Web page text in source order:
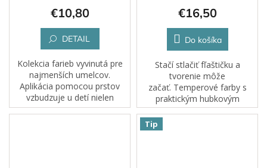
€10,80
DETAIL
Kolekcia farieb vyvinutá pre
najmenších umelcov.
Aplikácia pomocou prstov
vzbudzuje u detí nielen
záujem, ale rozvíja aj ich
€16,50
Do košíka
Stačí stlačiť fľaštičku a
tvorenie môže
začať. Temperové farby s
praktickým hubkovým
aplikátorom robia maľovanie
jednoduchým, zábavným a
intuitívnym aj pre menšie
Tip